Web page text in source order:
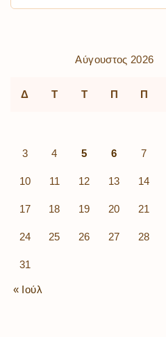
Αύγουστος 2026
Δ Τ Τ Π Π
3 4 5 6 7
10 11 12 13 14
17 18 19 20 21
24 25 26 27 28
31
« Ιούλ